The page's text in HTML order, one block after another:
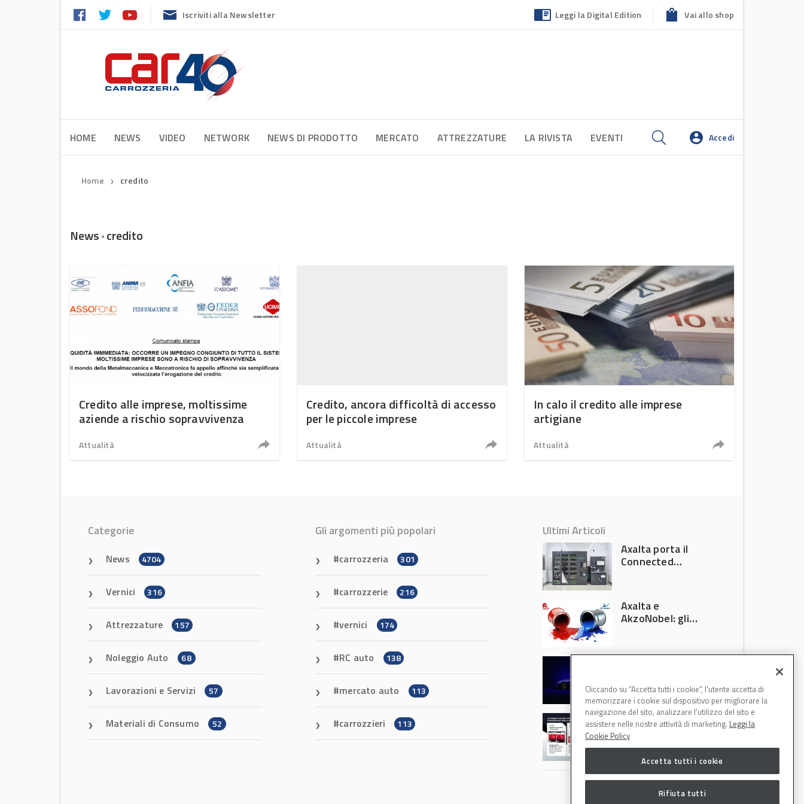
Iscriviti alla Newsletter Leggi la Digital Edition Vai allo shop
HOME NEWS VIDEO NETWORK NEWS DI PRODOTTO MERCATO ATTREZZATURE LA RIVISTA EVENTI Accedi
Home ❯ credito
News · credito
Credito alle imprese, moltissime
aziende a rischio sopravvivenza
Attualità
Credito, ancora difficoltà di accesso
per le piccole imprese
Attualità
In calo il credito alle imprese
artigiane
Attualità
Categorie
News 4704
Vernici 316
Attrezzature 157
Noleggio Auto 68
Lavorazioni e Servizi 57
Materiali di Consumo 52
Gli argomenti più popolari
carrozzeria 301
carrozzerie 216
vernici 174
RC auto 138
mercato auto 113
carrozzieri 113
Ultimi Articoli
Axalta porta il
Connected
Automechanika
Frankfurt 2026
Axalta e
AkzoNobel: gli
quando la
verniciatura
diventa ingegneria
di precisione
R-M Low Energy: i
cicli di verniciatura
che riducono
consumi energetici,
carrozzeria
Cliccando su “Accetta tutti i cookie”, l'utente accetta di
memorizzare i cookie sul dispositivo per migliorare la
navigazione del sito, analizzare l'utilizzo del sito e
assistere nelle nostre attività di marketing. Leggi la
Cookie Policy
Accetta tutti i cookie
Rifiuta tutti